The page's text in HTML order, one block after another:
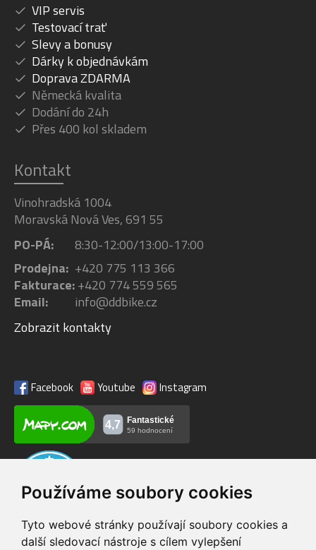
Používáme soubory cookies
Tyto webové stránky používají soubory cookies a
další sledovací nástroje s cílem vylepšení
VIP servis
Testovací trať
Slevy a bonusy
Dárky k objednávkám
Doprava ZDARMA
Německá kvalita
Dodání do 24h
Přes 400 kol skladem
Kontakt
Vinohradská 1004
Moravská Nová Ves, 691 55
PO-PÁ:
8:30-12:00/13:00-17:00
Prodejna: +420 775 113 366
Fakturace:+420 774 559 565
Email:
info@ddbike.cz
Zobrazit kontakty
Facebook Youtube Instagram